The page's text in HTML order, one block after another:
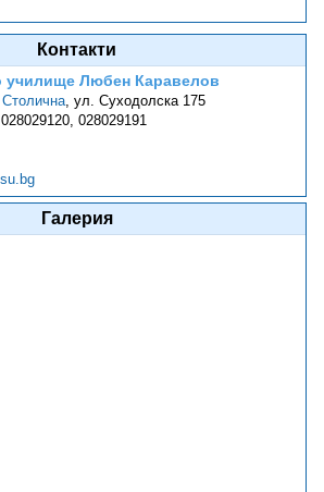
Контакти
училище Любен Каравелов
,ул. Суходолска 175
028029191
Галерия